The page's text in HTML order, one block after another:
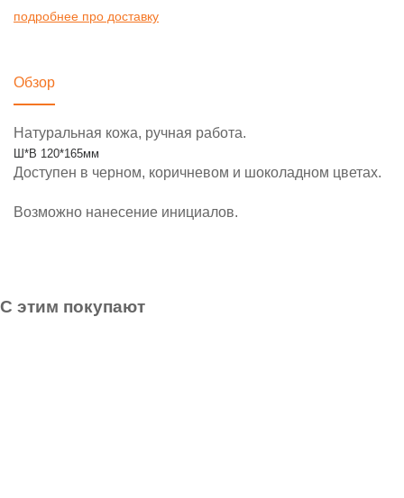
подробнее про доставку
Обзор
Натуральная кожа, ручная работа.
Ш*В 120*165мм
Доступен в черном, коричневом и шоколадном цветах.
Возможно нанесение инициалов.
С этим покупают